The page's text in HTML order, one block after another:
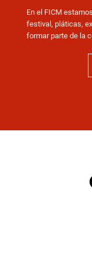
En el FICM
festival, pláticas,
formar parte de la